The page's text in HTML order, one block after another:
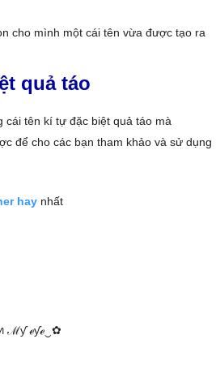
cho mình một cái tên vừa được tạo ra
quả táo
cái tên kí tự đặc biệt quả táo mà
để cho các bạn tham khảo và sử dụng
hay nhất
ℳƴ ℯƴℯ‿✿